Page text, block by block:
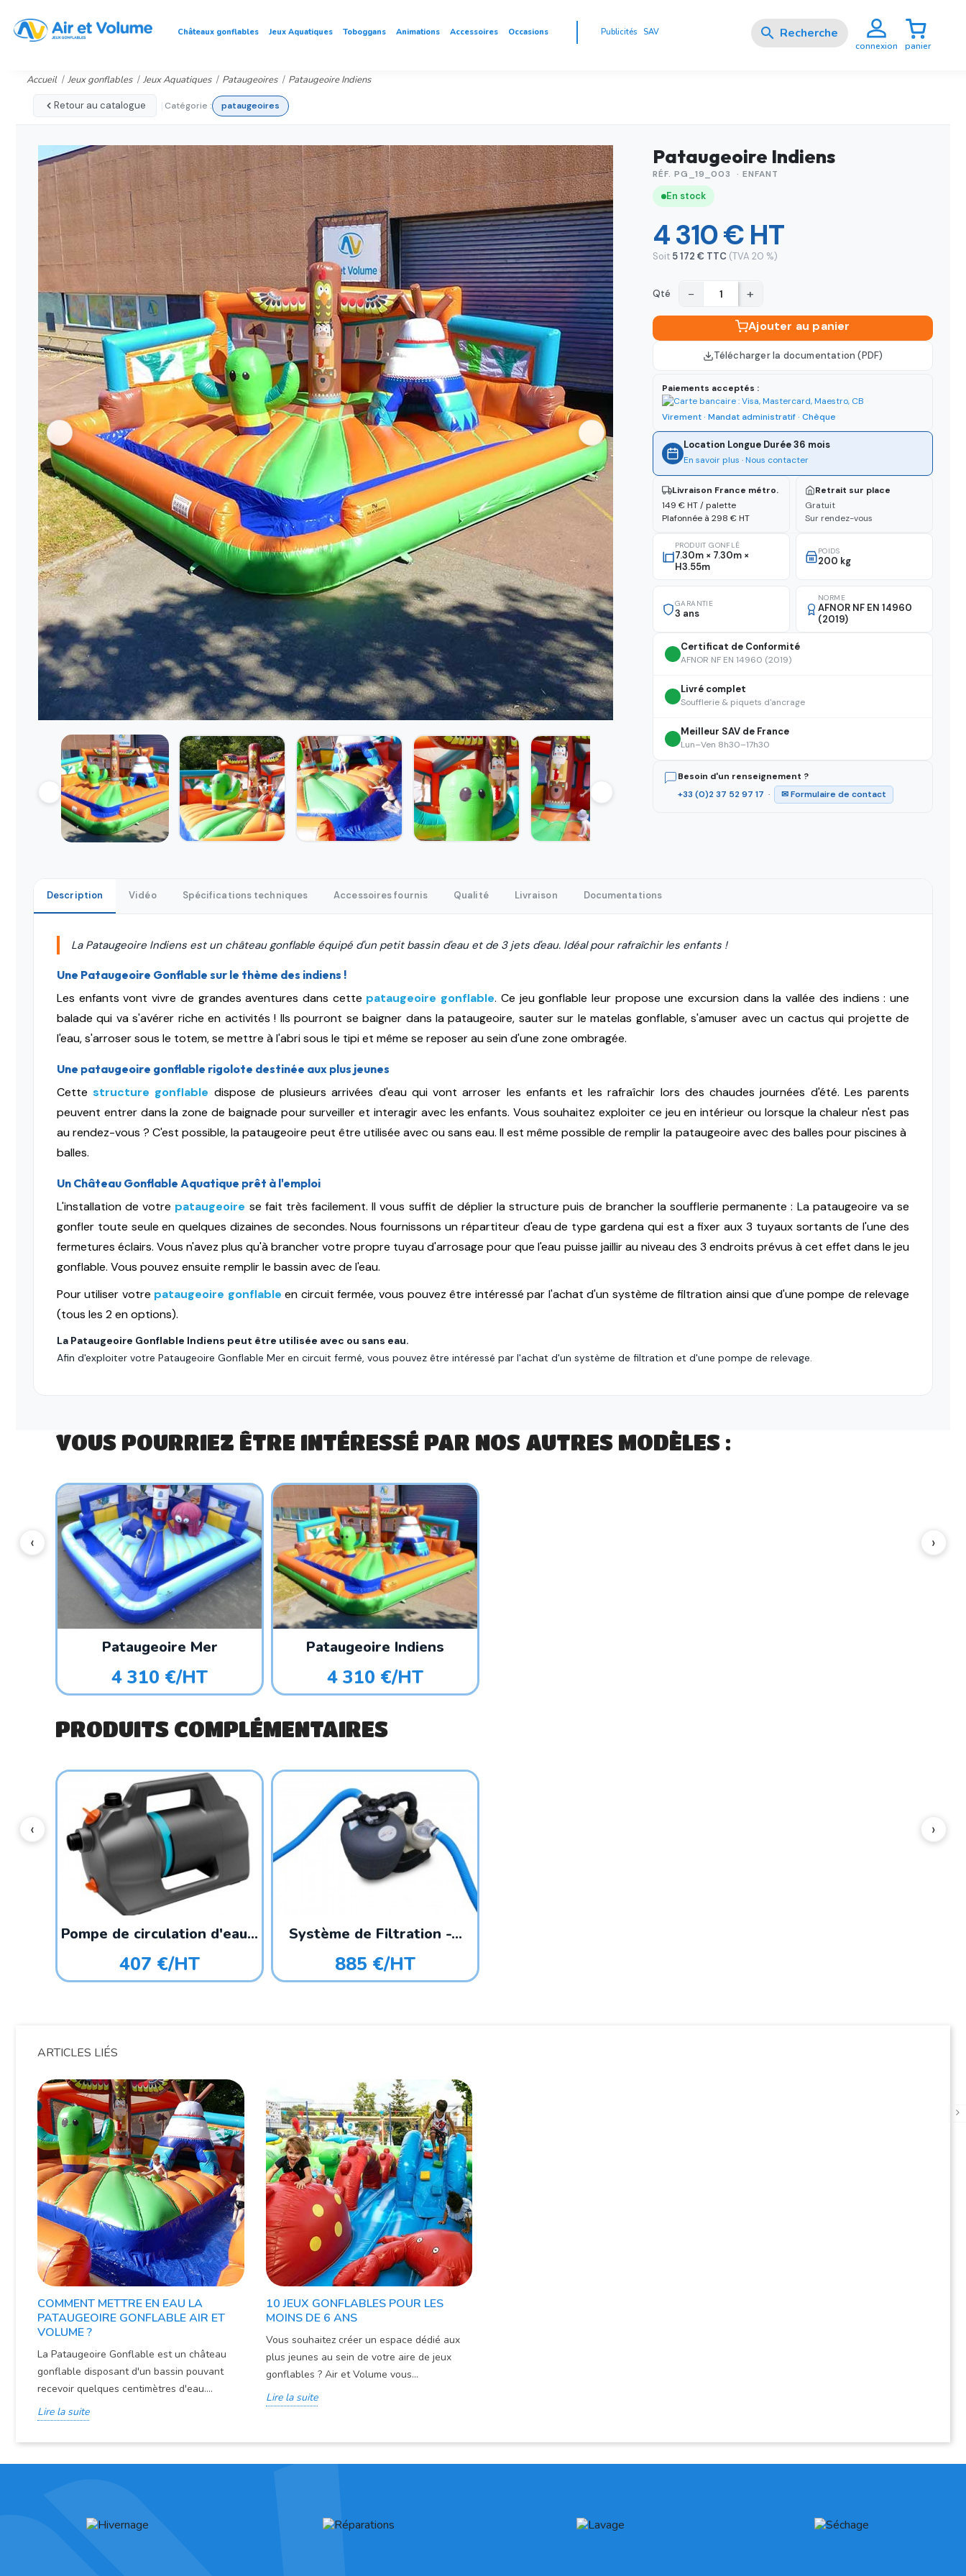
Châteaux gonflables Jeux Aquatiques Toboggans Animations Accessoires Occasions Publicités SAV 
connexion panier
Accueil Jeux gonflables Jeux Aquatiques Pataugeoires Pataugeoire Indiens
Retour au catalogue Catégorie : pataugeoires
Pataugeoire Indiens
RÉF. PG_19_003 · ENFANT
En stock
4 310 € HT
Soit 5 172 € TTC (TVA 20 %)
Qté − +
Ajouter au panier
Télécharger la documentation (PDF)
Paiements acceptés :
Virement · Mandat administratif · Chèque
Location Longue Durée 36 mois
En savoir plus · Nous contacter
Livraison France métro.
149 € HT / palette
Plafonnée à 298 € HT
Retrait sur place
Gratuit
Sur rendez-vous
PRODUIT GONFLÉ
7.30m × 7.30m ×
H3.55m
POIDS
200 kg
GARANTIE
3 ans
NORME
AFNOR NF EN 14960
(2019)
Certificat de Conformité
AFNOR NF EN 14960 (2019)
Livré complet
Soufflerie & piquets d'ancrage
Meilleur SAV de France
Lun–Ven 8h30–17h30
Besoin d'un renseignement ?
+33 (0)2 37 52 97 17 · ✉ Formulaire de contact
Description Vidéo Spécifications techniques Accessoires fournis Qualité Livraison Documentations
La Pataugeoire Indiens est un château gonflable équipé d'un petit bassin d'eau et de 3 jets d'eau. Idéal pour rafraîchir les enfants !
Une Pataugeoire Gonflable sur le thème des indiens !
Les enfants vont vivre de grandes aventures dans cette pataugeoire gonflable. Ce jeu gonflable leur propose une excursion dans la vallée des indiens : une
balade qui va s'avérer riche en activités ! Ils pourront se baigner dans la pataugeoire, sauter sur le matelas gonflable, s'amuser avec un cactus qui projette de
l'eau, s'arroser sous le totem, se mettre à l'abri sous le tipi et même se reposer au sein d'une zone ombragée.
Une pataugeoire gonflable rigolote destinée aux plus jeunes
Cettestructure gonflable dispose de plusieurs arrivées d'eau qui vont arroser les enfants et les rafraîchir lors des chaudes journées d'été. Les parents
peuvent entrer dans la zone de baignade pour surveiller et interagir avec les enfants. Vous souhaitez exploiter ce jeu en intérieur ou lorsque la chaleur n'est pas
au rendez-vous ? C'est possible, la pataugeoire peut être utilisée avec ou sans eau. Il est même possible de remplir la pataugeoire avec des balles pour piscines à
balles.
Un Château Gonflable Aquatique prêt à l'emploi
L'installation de votre pataugeoire se fait très facilement. Il vous suffit de déplier la structure puis de brancher la soufflerie permanente : La pataugeoire va se
gonfler toute seule en quelques dizaines de secondes. Nous fournissons un répartiteur d'eau de type gardena qui est a fixer aux 3 tuyaux sortants de l'une des
fermetures éclairs. Vous n'avez plus qu'à brancher votre propre tuyau d'arrosage pour que l'eau puisse jaillir au niveau des 3 endroits prévus à cet effet dans le jeu
gonflable. Vous pouvez ensuite remplir le bassin avec de l'eau.
Pour utiliser votre pataugeoire gonflable en circuit fermée, vous pouvez être intéressé par l'achat d'un système de filtration ainsi que d'une pompe de relevage
(tous les 2 en options).
La Pataugeoire Gonflable Indiens peut être utilisée avec ou sans eau.
Afin d'exploiter votre Pataugeoire Gonflable Mer en circuit fermé, vous pouvez être intéressé par l'achat d'un système de filtration et d'une pompe de relevage.
VOUS POURRIEZ ÊTRE INTÉRESSÉ PAR NOS AUTRES MODÈLES :
Pataugeoire Mer
4 310 €/HT
Pataugeoire Indiens
4 310 €/HT
PRODUITS COMPLÉMENTAIRES
Pompe de circulation d'eau...
407 €/HT
Système de Filtration -...
885 €/HT
ARTICLES LIÉS
COMMENT METTRE EN EAU LA
PATAUGEOIRE GONFLABLE AIR ET
VOLUME ?
La Pataugeoire Gonflable est un château
gonflable disposant d'un bassin pouvant
recevoir quelques centimètres d'eau....
Lire la suite
10 JEUX GONFLABLES POUR LES
MOINS DE 6 ANS
Vous souhaitez créer un espace dédié aux
plus jeunes au sein de votre aire de jeux
gonflables ? Air et Volume vous...
Lire la suite